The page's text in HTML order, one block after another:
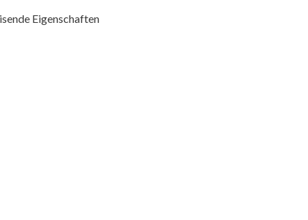
Eigenschaften